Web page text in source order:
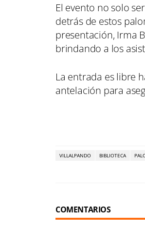
El evento no solo
detrás de estos
presentación, Irma
brindando a los
La entrada es libre
antelación para
VILLALPANDO BIBLIOTECA
COMENTARIOS